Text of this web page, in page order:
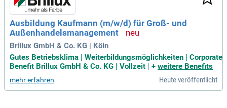
t guten Noten in Mathematik, Physik und Technik. Du sollte
st ein Teamplayer sein, gerne im Freien arbeiten und Freude
am Umgang mit Werkstoffen haben. Profitiere von einer attr
aktiven Vergütung nach Haustarif und hohen Zukunftspersp
ektiven in einem stabilen Berufsfeld!
Ausbildung Kaufmann (m/w/d) für Groß- und
Außenhandelsmanagement
Brillux GmbH & Co. KG | Köln
Gutes Betriebsklima | Weiterbildungsmöglichkeiten | Corporate
Benefit Brillux GmbH & Co. KG | Vollzeit | + weitere Benefits
mehr erfahren Heute veröffentlicht